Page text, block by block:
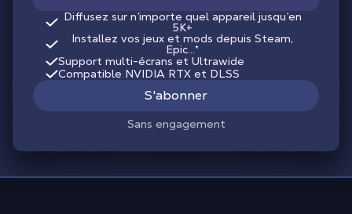
Diffusez sur n’importe quel appareil jusqu’en
5K+
Installez vos jeux et mods depuis Steam,
Epic...*
Support multi-écrans et Ultrawide
Compatible NVIDIA RTX et DLSS
S'abonner
Sans engagement